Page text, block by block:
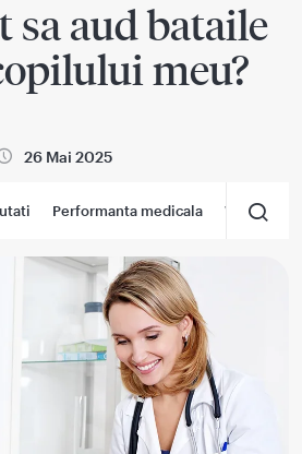
sa aud bataile
meu?
26 Mai 2025
Performanta medicala